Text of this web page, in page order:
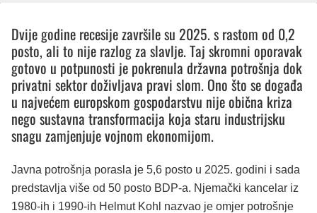
Dvije godine recesije završile su 2025. s rastom od 0,2
posto, ali to nije razlog za slavlje. Taj skromni oporavak
gotovo u potpunosti je pokrenula državna potrošnja dok
privatni sektor doživljava pravi slom. Ono što se događa
u najvećem europskom gospodarstvu nije obična kriza
nego sustavna transformacija koja staru industrijsku
snagu zamjenjuje vojnom ekonomijom.
Javna potrošnja porasla je 5,6 posto u 2025. godini i sada
predstavlja više od 50 posto BDP‑a. Njemački kancelar iz
1980‑ih i 1990‑ih Helmut Kohl nazvao je omjer potrošnje